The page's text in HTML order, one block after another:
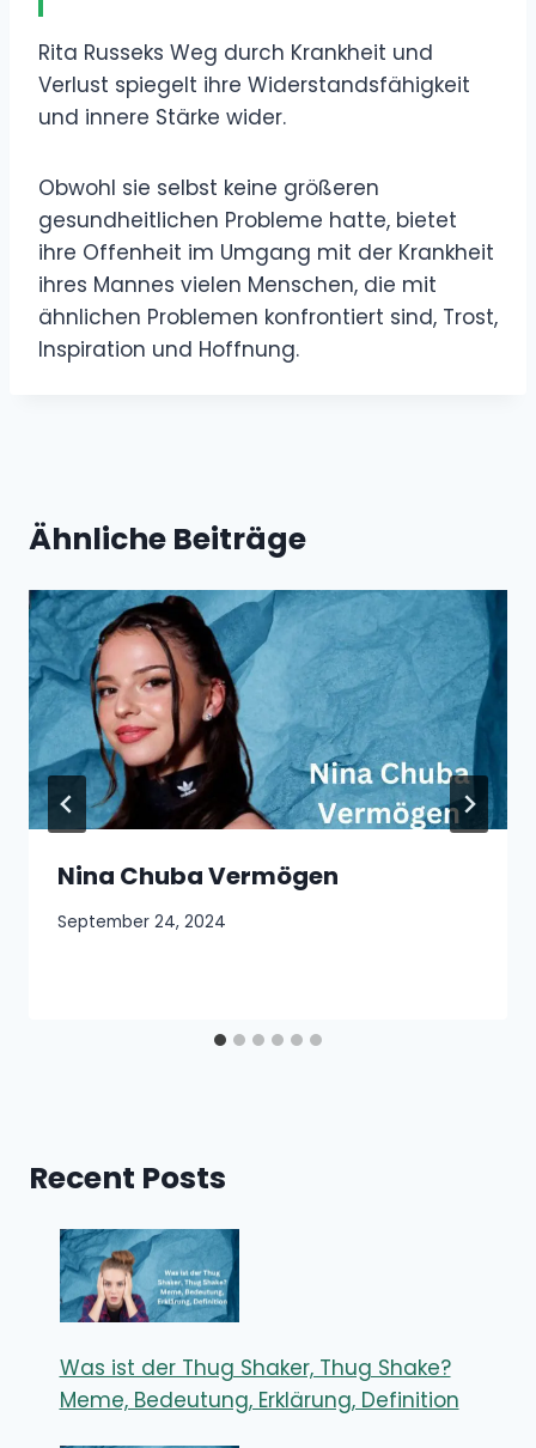
Rita Russeks Weg durch Krankheit und
Verlust spiegelt ihre Widerstandsfähigkeit
und innere Stärke wider.
Obwohl sie selbst keine größeren
gesundheitlichen Probleme hatte, bietet
ihre Offenheit im Umgang mit der Krankheit
ihres Mannes vielen Menschen, die mit
ähnlichen Problemen konfrontiert sind, Trost,
Inspiration und Hoffnung.
Ähnliche Beiträge
Nina Chuba Vermögen
September 24, 2024
Recent Posts
Was ist der Thug Shaker, Thug Shake?
Meme, Bedeutung, Erklärung, Definition